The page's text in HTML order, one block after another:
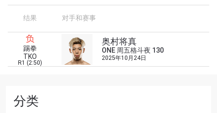
结果 对手和赛事
负
踢拳
TKO
R1 (2:50)
奥村将真
ONE 周五格斗夜 130
2025年10月24日
分类
浏览了解更多
在任何地域观看ONE冠军赛，现在注册获得权限了
解最新资讯、解锁特别福利以及优先机遇获得直播